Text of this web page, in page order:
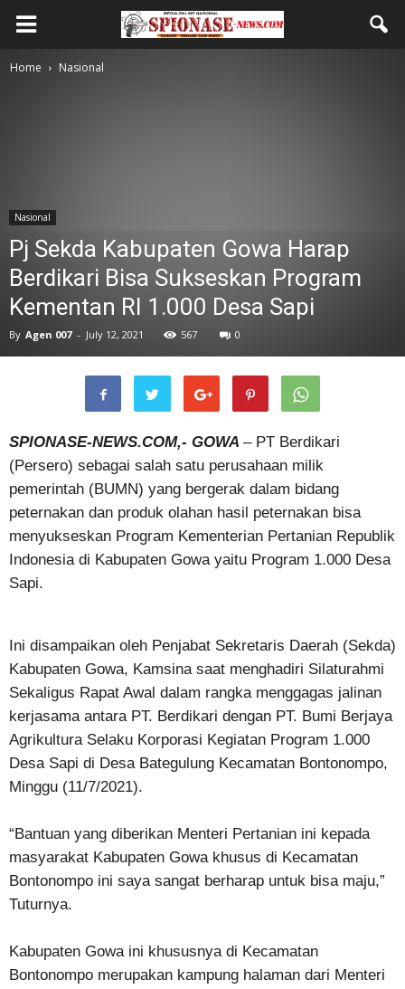
Home Nasional
Nasional
Pj Sekda Kabupaten Gowa Harap
Berdikari Bisa Sukseskan Program
Kementan RI 1.000 Desa Sapi
By Agen 007 - July 12, 2021 567 0
SPIONASE-NEWS.COM,- GOWA – PT Berdikari
(Persero) sebagai salah satu perusahaan milik
pemerintah (BUMN) yang bergerak dalam bidang
peternakan dan produk olahan hasil peternakan bisa
menyukseskan Program Kementerian Pertanian Republik
Indonesia di Kabupaten Gowa yaitu Program 1.000 Desa
Sapi.
Ini disampaikan oleh Penjabat Sekretaris Daerah (Sekda)
Kabupaten Gowa, Kamsina saat menghadiri Silaturahmi
Sekaligus Rapat Awal dalam rangka menggagas jalinan
kerjasama antara PT. Berdikari dengan PT. Bumi Berjaya
Agrikultura Selaku Korporasi Kegiatan Program 1.000
Desa Sapi di Desa Bategulung Kecamatan Bontonompo,
Minggu (11/7/2021).
“Bantuan yang diberikan Menteri Pertanian ini kepada
masyarakat Kabupaten Gowa khusus di Kecamatan
Bontonompo ini saya sangat berharap untuk bisa maju,”
Tuturnya.
Kabupaten Gowa ini khususnya di Kecamatan
Bontonompo merupakan kampung halaman dari Menteri